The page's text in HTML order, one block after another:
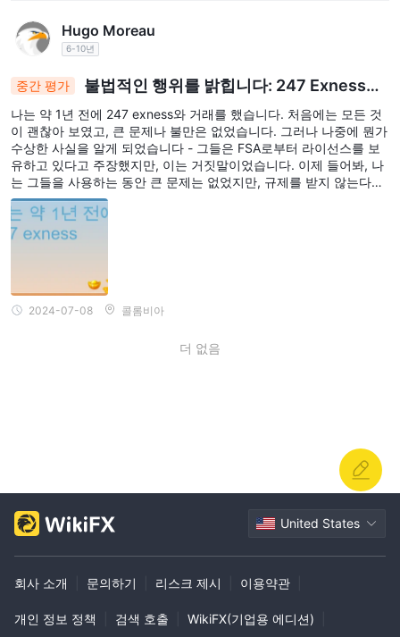
Hugo Moreau
6-10년
중간 평가
불법적인 행위를 밝힙니다: 247 Exness의
가짜 FSA 라이센스 주장
나는 약 1년 전에 247 exness와 거래를 했습니다. 처음에는 모든 것
이 괜찮아 보였고, 큰 문제나 불만은 없었습니다. 그러나 나중에 뭔가
수상한 사실을 알게 되었습니다 - 그들은 FSA로부터 라이선스를 보
유하고 있다고 주장했지만, 이는 거짓말이었습니다. 이제 들어봐, 나
는 그들을 사용하는 동안 큰 문제는 없었지만, 규제를 받지 않는다는
사실을 알게 되어 너무 불안했습니다.
2024-07-08 콜롬비아
더 없음
United States
회사 소개 문의하기 리스크 제시 이용약관
개인 정보 정책 검색 호출 WikiFX(기업용 에디션)